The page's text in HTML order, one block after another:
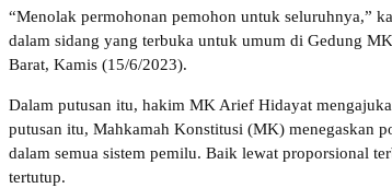
“Menolak permohonan pemohon untuk seluruhnya,”
dalam sidang yang terbuka untuk umum di Gedung
Barat, Kamis (15/6/2023).
Dalam putusan itu, hakim MK Arief Hidayat
putusan itu, Mahkamah Konstitusi (MK) menegaskan
dalam semua sistem pemilu. Baik lewat proporsional
tertutup.